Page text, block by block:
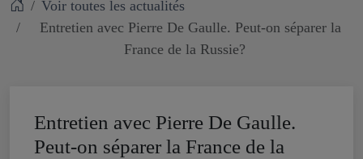
Voir toutes les actualités
Entretien avec Pierre De Gaulle. Peut-on séparer la
France de la Russie?
Entretien avec Pierre De Gaulle.
Peut-on séparer la France de la